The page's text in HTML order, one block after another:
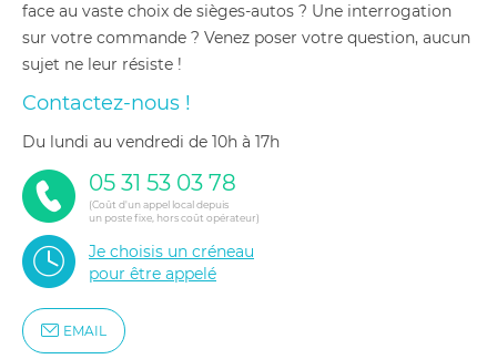
face au vaste choix de sièges-autos ? Une interrogation
sur votre commande ? Venez poser votre question, aucun
sujet ne leur résiste !
Contactez-nous !
du lundi au vendredi de 10h à 17h
05 31 53 03 78
(Coût d'un appel local depuis
un poste fixe, hors coût opérateur)
Je choisis un créneau
pour être appelé
EMAIL